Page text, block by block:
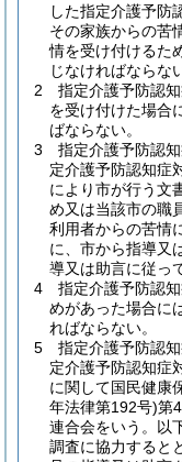
した指定介護予防
その家族からの苦
情を受け付けるた
じなければならな
2
指定介護予防認
を受け付けた場合
ばならない。
3
指定介護予防認
定介護予防認知症
により市が行う文
め又は当該市の職
利用者からの苦情
に、市から指導又
導又は助言に従っ
4
指定介護予防認
めがあった場合に
ればならない。
5
指定介護予防認
定介護予防認知症
に関して国民健康
年法律第192号)第
連合会をいう。以
調査に協力すると